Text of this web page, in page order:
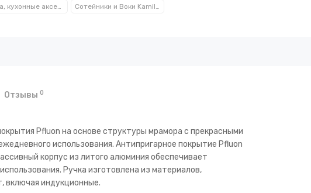
Посуда, кухонные аксессуары и принадлежности TM Kamille TM Ofenbach Сотейники и Воки Kamille™ Ofenbach™
Отзывы 0
Pfluon на основе структуры мрамора с прекрасными
использования. Антипригарное покрытие Pfluon
корпус из литого алюминия обеспечивает
Ручка изготовлена из материалов,
включая индукционные.